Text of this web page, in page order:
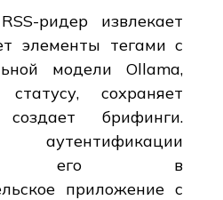
ридер извлекает
элементы тегами с
модели Ollama,
сохраняет
брифинги.
его в
приложение с